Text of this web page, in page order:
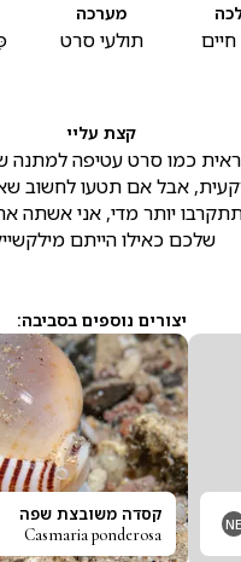
מערכה
תולעי סרט
קצת עליי
כמו סרט עטיפה למתנה
אבל אם תטעו לחשוב
יותר מדי, אני אשתה
שלכם כאילו הייתם
יצורים נוספים בסביבה:
NE קסדה משובצת שפה
Casmaria ponderosa